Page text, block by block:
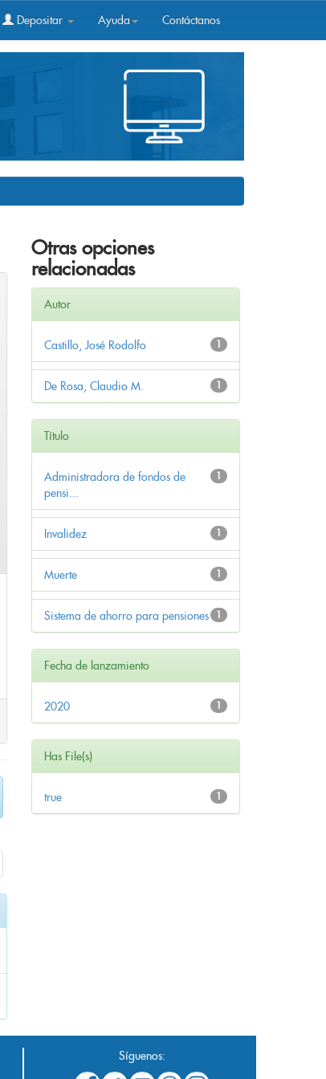
Depositar Ayuda Contáctanos
Otras opciones
relacionadas
Autor
1
Castillo, José Rodolfo
1
De Rosa, Claudio M.
Título
1
Administradora de fondos de
pensi...
1
Invalidez
1
Muerte
1
Sistema de ahorro para pensiones
Fecha de lanzamiento
1
2020
Has File(s)
1
true
Síguenos: